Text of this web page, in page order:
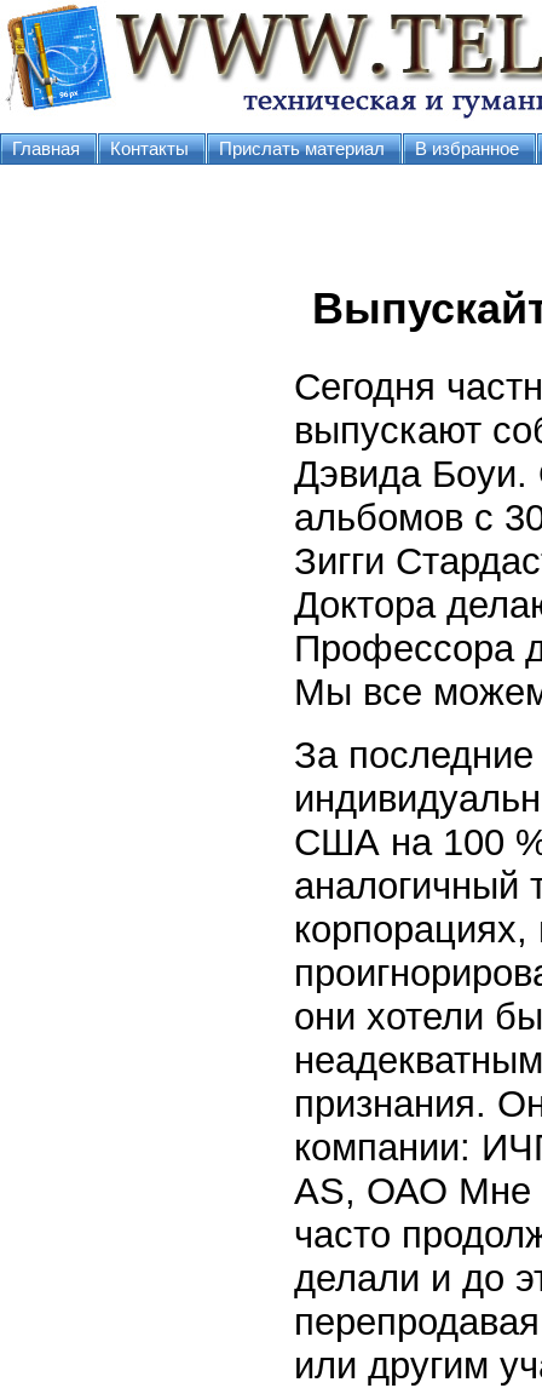
Главная Контакты Прислать материал В избранное
Сегодня
выпускают
Дэвида Боуи.
альбомов с
Зигги
Доктора
Профессора
Мы все
За последние
США на 100
аналогичный
они хотели
признания.
компании:
AS, ОАО Мне
часто
делали и до
или другим